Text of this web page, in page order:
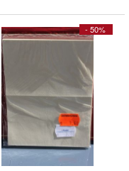
- 50%